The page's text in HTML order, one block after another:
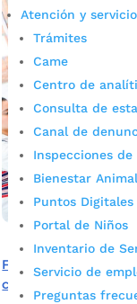
Atención y
Trámites
Came
Centro de
Consulta de
Canal de
Inspecciones de
Bienestar Animal
Puntos Digitales
Portal de Niños
Inventario de
Servicio de
Preguntas
Familias que velan
cobran su primer y